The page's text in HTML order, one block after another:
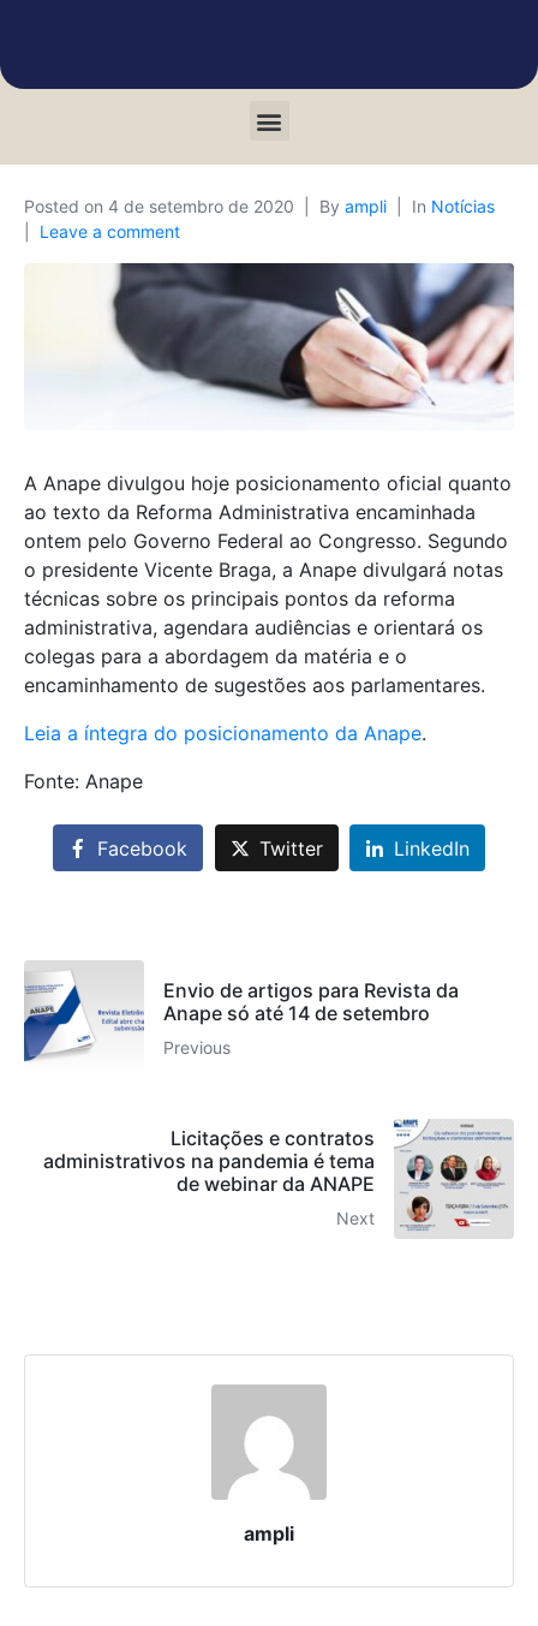
Posted on 4 de setembro de 2020 By ampli In Notícias
Leave a comment
A Anape divulgou hoje posicionamento oficial quanto
ao texto da Reforma Administrativa encaminhada
ontem pelo Governo Federal ao Congresso. Segundo
o presidente Vicente Braga, a Anape divulgará notas
técnicas sobre os principais pontos da reforma
administrativa, agendara audiências e orientará os
colegas para a abordagem da matéria e o
encaminhamento de sugestões aos parlamentares.
Leia a íntegra do posicionamento da Anape.
Fonte: Anape
Facebook Twitter LinkedIn
Envio de artigos para Revista da
Anape só até 14 de setembro
Previous
Licitações e contratos
administrativos na pandemia é tema
de webinar da ANAPE
Next
ampli